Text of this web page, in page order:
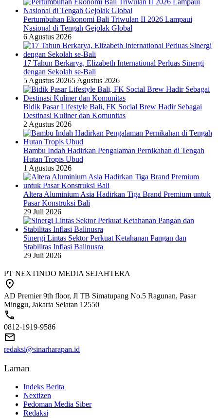
Pertumbuhan Ekonomi Bali Triwulan II 2026 Lampaui
Nasional di Tengah Gejolak Global
6 Agustus 2026
17 Tahun Berkarya, Elizabeth International Perluas Sinergi
dengan Sekolah se-Bali
5 Agustus 20265 Agustus 2026
Bidik Pasar Lifestyle Bali, FK Social Brew Hadir Sebagai
Destinasi Kuliner dan Komunitas
2 Agustus 2026
Bambu Indah Hadirkan Pengalaman Pernikahan di Tengah
Hutan Tropis Ubud
1 Agustus 2026
Altera Aluminium Asia Hadirkan Tiga Brand Premium untuk
Pasar Konstruksi Bali
29 Juli 2026
Sinergi Lintas Sektor Perkuat Ketahanan Pangan dan
Stabilitas Inflasi Balinusra
29 Juli 2026
PT NEXTINDO MEDIA SEJAHTERA
AD Premier 9th floor, Jl TB Simatupang No.5 Ragunan, Pasar
Minggu, Jakarta Selatan 12550
0812-1919-9586
redaksi@sinarharapan.id
Laman
Indeks Berita
Nextizen
Pedoman Media Siber
Redaksi